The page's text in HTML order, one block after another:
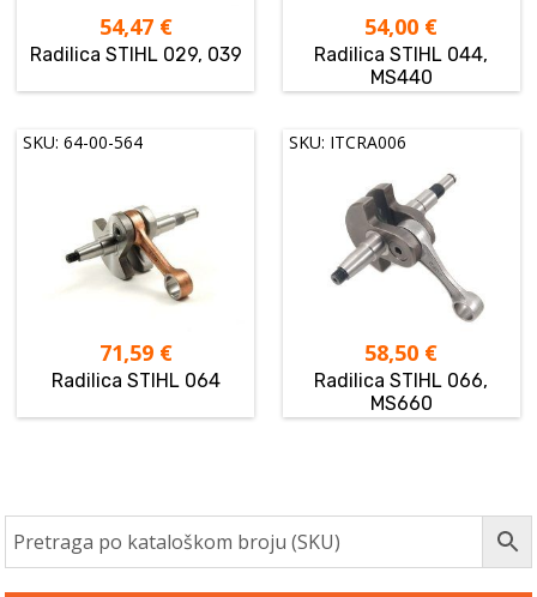
54,47 €
Radilica STIHL 029, 039
54,00 €
Radilica STIHL 044,
MS440
SKU: 64-00-564
71,59 €
Radilica STIHL 064
SKU: ITCRA006
58,50 €
Radilica STIHL 066,
MS660